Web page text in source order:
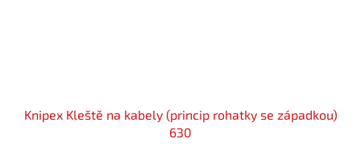
Knipex Kleště na kabely (princip rohatky se západkou)
630